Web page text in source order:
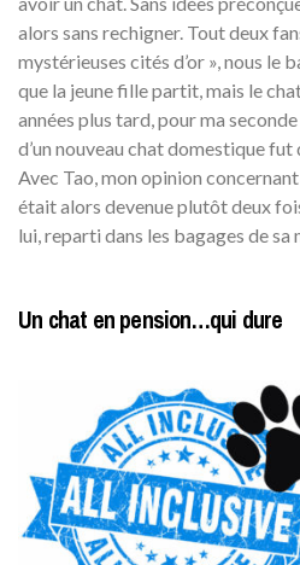
alors sans rechigner. Tout deux
mystérieuses cités d’or », nous le
que la jeune fille partit, mais le
années plus tard, pour ma
d’un nouveau chat domestique fut
Avec Tao, mon opinion
était alors devenue plutôt deux fois
lui, reparti dans les bagages de sa
Un chat en pension…qui dure